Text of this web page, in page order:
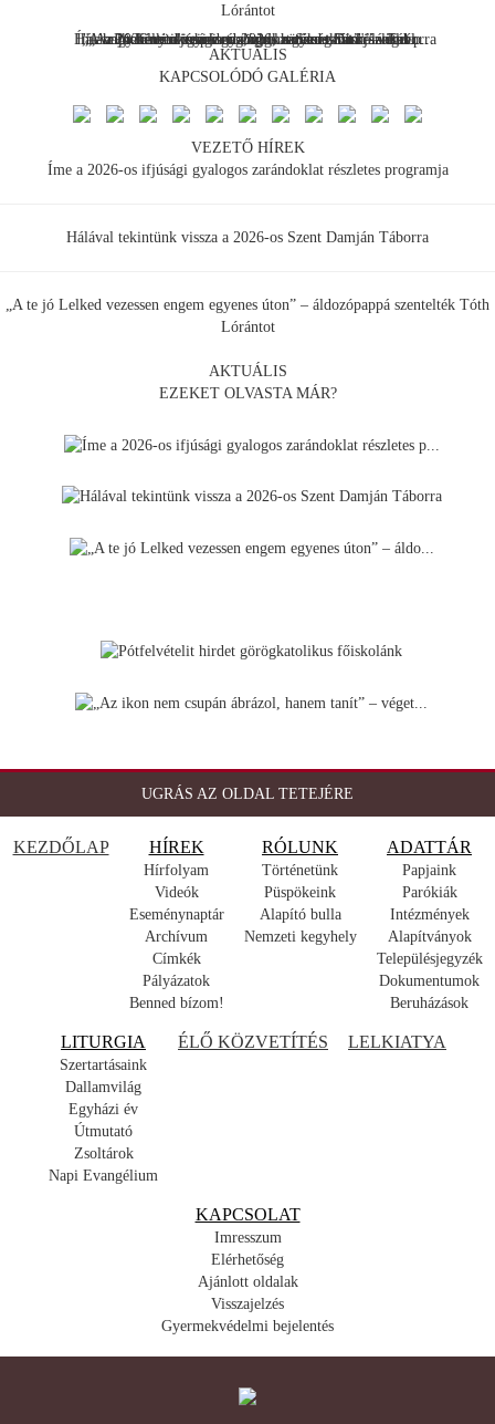
Lórántot
AKTUÁLIS
KAPCSOLÓDÓ GALÉRIA
VEZETŐ HÍREK
Íme a 2026-os ifjúsági gyalogos zarándoklat részletes programja
Hálával tekintünk vissza a 2026-os Szent Damján Táborra
„A te jó Lelked vezessen engem egyenes úton” – áldozópappá szentelték Tóth
Lórántot
AKTUÁLIS
EZEKET OLVASTA MÁR?
Íme a 2026-os ifjúsági gyalogos zarándoklat részletes p...
Hálával tekintünk vissza a 2026-os Szent Damján Táborra
„A te jó Lelked vezessen engem egyenes úton” – áldo...
"...hogy fényt vigyek oda, ahol sötétség van" – elmél...
Pótfelvételit hirdet görögkatolikus főiskolánk
„Az ikon nem csupán ábrázol, hanem tanít” – véget...
UGRÁS AZ OLDAL TETEJÉRE
KEZDŐLAP HÍREK
Hírfolyam
Videók
Eseménynaptár
Archívum
Címkék
Pályázatok
Benned bízom!
RÓLUNK
Történetünk
Püspökeink
Alapító bulla
Nemzeti kegyhely
ADATTÁR
Papjaink
Parókiák
Intézmények
Alapítványok
Településjegyzék
Dokumentumok
Beruházások
LITURGIA
Szertartásaink
Dallamvilág
Egyházi év
Útmutató
Zsoltárok
Napi Evangélium
ÉLŐ KÖZVETÍTÉS LELKIATYA
KAPCSOLAT
Imresszum
Elérhetőség
Ajánlott oldalak
Visszajelzés
Gyermekvédelmi bejelentés